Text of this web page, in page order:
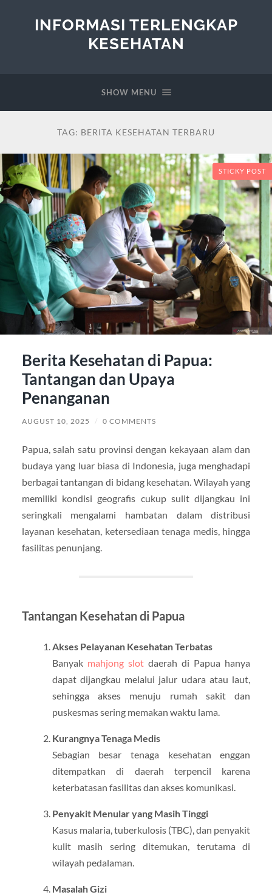
INFORMASI TERLENGKAP
KESEHATAN
SHOW MENU
TAG: BERITA KESEHATAN TERBARU
STICKY POST
Berita Kesehatan di Papua:
Tantangan dan Upaya
Penanganan
AUGUST 10, 2025 / 0 COMMENTS
Papua, salah satu provinsi dengan kekayaan alam dan
budaya yang luar biasa di Indonesia, juga menghadapi
berbagai tantangan di bidang kesehatan. Wilayah yang
memiliki kondisi geografis cukup sulit dijangkau ini
seringkali mengalami hambatan dalam distribusi
layanan kesehatan, ketersediaan tenaga medis, hingga
fasilitas penunjang.
Tantangan Kesehatan di Papua
Akses Pelayanan Kesehatan Terbatas
Banyak mahjong slotdaerah di Papua hanya
dapat dijangkau melalui jalur udara atau laut,
sehingga akses menuju rumah sakit dan
puskesmas sering memakan waktu lama.
Kurangnya Tenaga Medis
Sebagian besar tenaga kesehatan enggan
ditempatkan di daerah terpencil karena
keterbatasan fasilitas dan akses komunikasi.
Penyakit Menular yang Masih Tinggi
Kasus malaria, tuberkulosis (TBC), dan penyakit
kulit masih sering ditemukan, terutama di
wilayah pedalaman.
Masalah Gizi